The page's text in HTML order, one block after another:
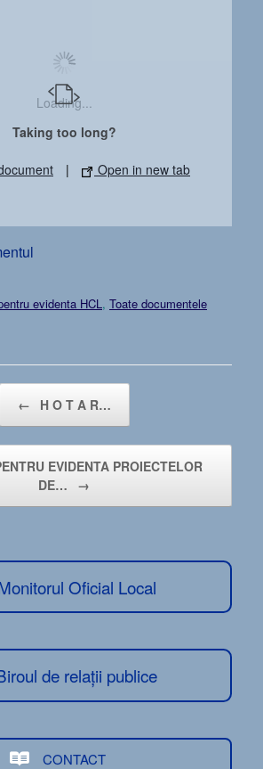
Loading...
Taking too long?
| Open in new tab
evidenta HCL , Toate documentele
← H O T A R…
EVIDENTA PROIECTELOR
DE…
→
Oficial Local
de relații publice
CONTACT